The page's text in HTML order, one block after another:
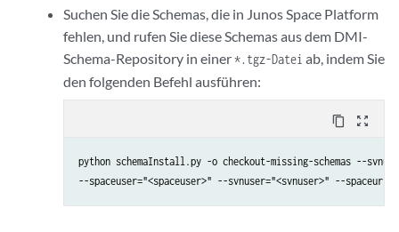
Suchen Sie die Schemas, die in Junos Space Platform
fehlen, und rufen Sie diese Schemas aus dem DMI-
Schema-Repository in einer*.tgz-Datei ab, indem Sie
den folgenden Befehl ausführen:
content_copy zoom_out_map
python schemaInstall.py -o checkout-missing-schemas --